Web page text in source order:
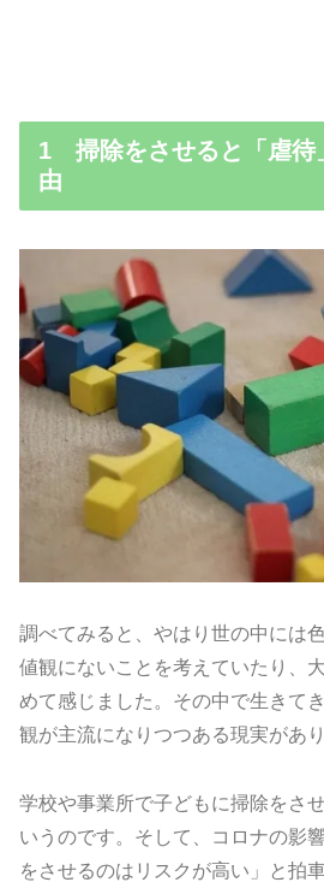
1 掃除をさせると「虐待
由
調べてみると、 やはり世の中には
値観にないことを考えていたり、
めて感じました。その中で生きて
観が主流になりつつある現実があり
学校や事業所で子どもに掃除をさ
いうのです。そして、コロナの影
をさせるのはリスクが高い」と拍